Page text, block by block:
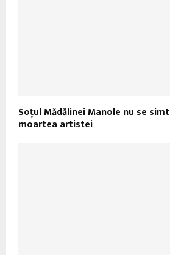
Soţul Mădălinei Manole nu se
moartea artistei